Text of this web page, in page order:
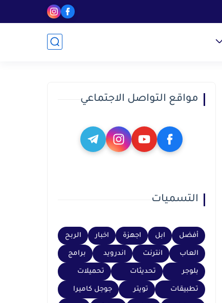
مواقع التواصل الاجتماعي
التسميات
أفضل ابل اجهزة اخبار الربح
العاب انترنت اندرويد برامج
بلوجر تحديثات تحميلات
تطبيقات تويتر جوجل كاميرا